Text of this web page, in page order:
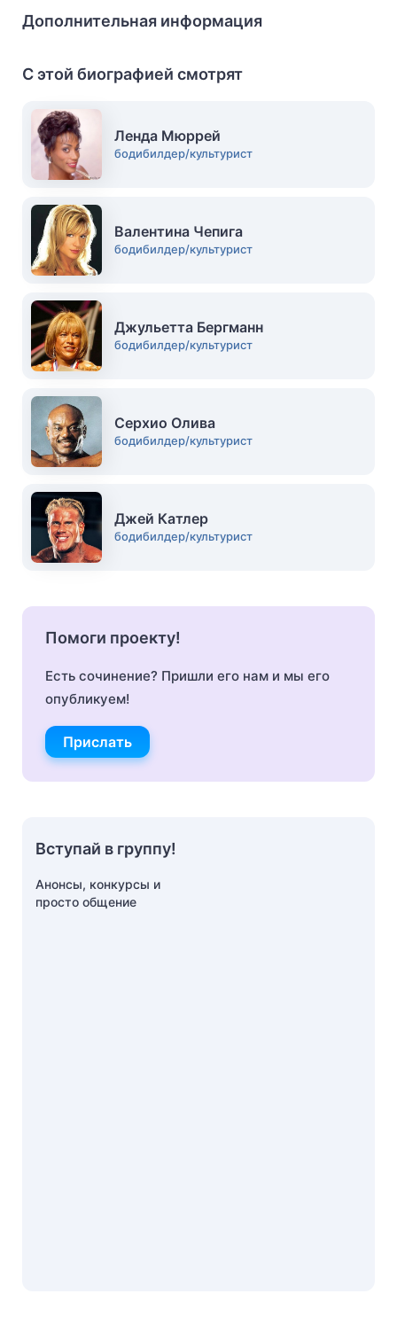
Дополнительная информация
С этой биографией смотрят
Ленда Мюррей
бодибилдер/культурист
Валентина Чепига
бодибилдер/культурист
Джульетта Бергманн
бодибилдер/культурист
Серхио Олива
бодибилдер/культурист
Джей Катлер
бодибилдер/культурист
Помоги проекту!
Есть сочинение? Пришли его нам и мы его
опубликуем!
Прислать
Вступай в группу!
Анонсы, конкурсы и
просто общение